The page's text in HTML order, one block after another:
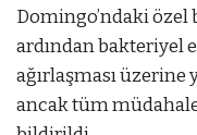
Domingo’ndaki
ardından bakteriyel
ağırlaşması üzerine
ancak tüm